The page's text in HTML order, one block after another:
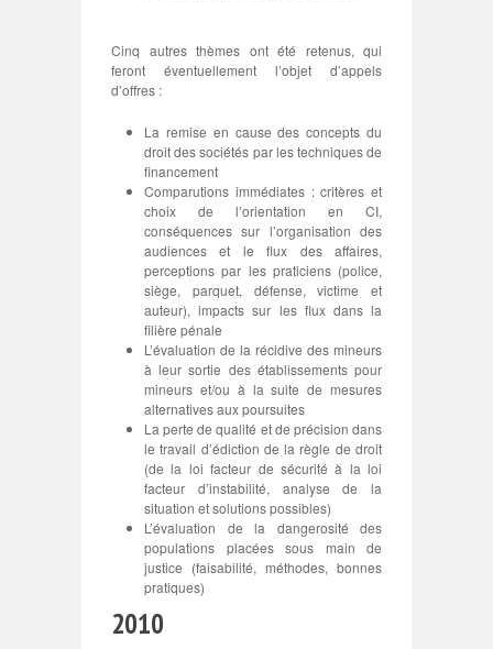
Cinq autres thèmes ont été retenus, qui
feront éventuellement l’objet d’appels
d’offres :
La remise en cause des concepts du
droit des sociétés par les techniques de
financement
Comparutions immédiates : critères et
choix de l’orientation en CI,
conséquences sur l’organisation des
audiences et le flux des affaires,
perceptions par les praticiens (police,
siège, parquet, défense, victime et
auteur), impacts sur les flux dans la
filière pénale
L’évaluation de la récidive des mineurs
à leur sortie des établissements pour
mineurs et/ou à la suite de mesures
alternatives aux poursuites
La perte de qualité et de précision dans
le travail d’édiction de la règle de droit
(de la loi facteur de sécurité à la loi
facteur d’instabilité, analyse de la
situation et solutions possibles)
L’évaluation de la dangerosité des
populations placées sous main de
justice (faisabilité, méthodes, bonnes
pratiques)
2010